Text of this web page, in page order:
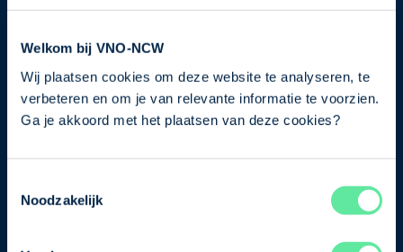
Welkom bij VNO-NCW
Wij plaatsen cookies om deze website te analyseren, te
verbeteren en om je van relevante informatie te voorzien.
Ga je akkoord met het plaatsen van deze cookies?
Noodzakelijk
je nu in voor de VNO-NCW nieuwsbrief.
Schrijf je in
Direct naar
Ons verhaal